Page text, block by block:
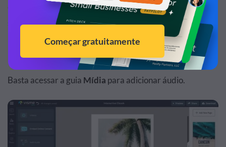
O Visme oferece a opção degravar seu próprio áudioem
seus projetos para que seus leitores de e-books
interativos possam escolher que seu conteúdo seja lido
para eles.
Basta acessar a guia Mídia para adicionar áudio.